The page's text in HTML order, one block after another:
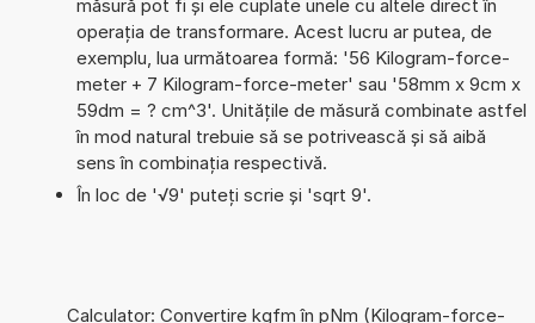
măsură pot fi și ele cuplate unele cu altele direct în
operația de transformare. Acest lucru ar putea, de
exemplu, lua următoarea formă: '56 Kilogram-force-
meter + 7 Kilogram-force-meter' sau '58mm x 9cm x
59dm = ? cm^3'. Unitățile de măsură combinate astfel
în mod natural trebuie să se potrivească și să aibă
sens în combinația respectivă.
În loc de '√9' puteți scrie și 'sqrt 9'.
Calculator: Convertire kgfm în pNm (Kilogram-force-